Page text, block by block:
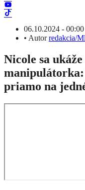
06.10.2024 - 00:00
• Autorredakcia/
Nicole sa
manipulátorka:
priamo na